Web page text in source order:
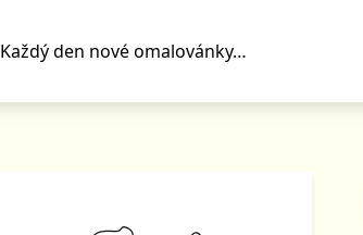
Každý den nové omalovánky…